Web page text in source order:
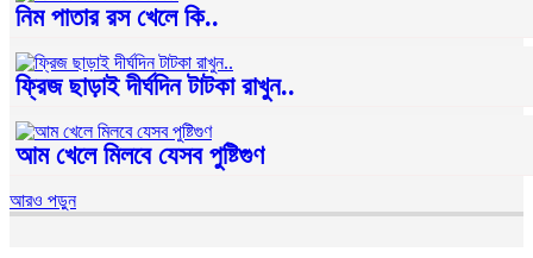
নিম পাতার রস খেলে কি..
ফ্রিজ ছাড়াই দীর্ঘদিন টাটকা রাখুন..
আম খেলে মিলবে যেসব পুষ্টিগুণ
আরও পড়ুন